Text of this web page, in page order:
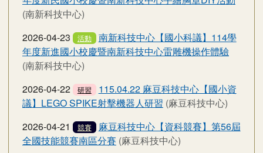
(南新科技中心)
2026-04-23
活動
南新科技中心【國小科議】114學
年度新進國小校慶暨南新科技中心雷雕機操作體驗
(南新科技中心)
2026-04-22
研習
115.04.22 麻豆科技中心【國小資
議】LEGO SPIKE射擊機器人研習 (麻豆科技中心)
2026-04-21
競賽
麻豆科技中心【資科競賽】第56屆
全國技能競賽南區分賽 (麻豆科技中心)